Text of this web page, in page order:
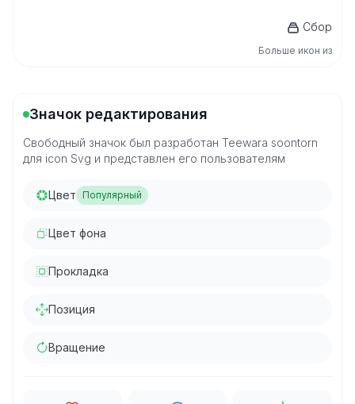
Сбор
Больше икон из
Значок редактирования
Свободный значок был разработан Teewara soontorn
для icon Svg и представлен его пользователям
Цвет Популярный
Цвет фона
Прокладка
Позиция
Вращение